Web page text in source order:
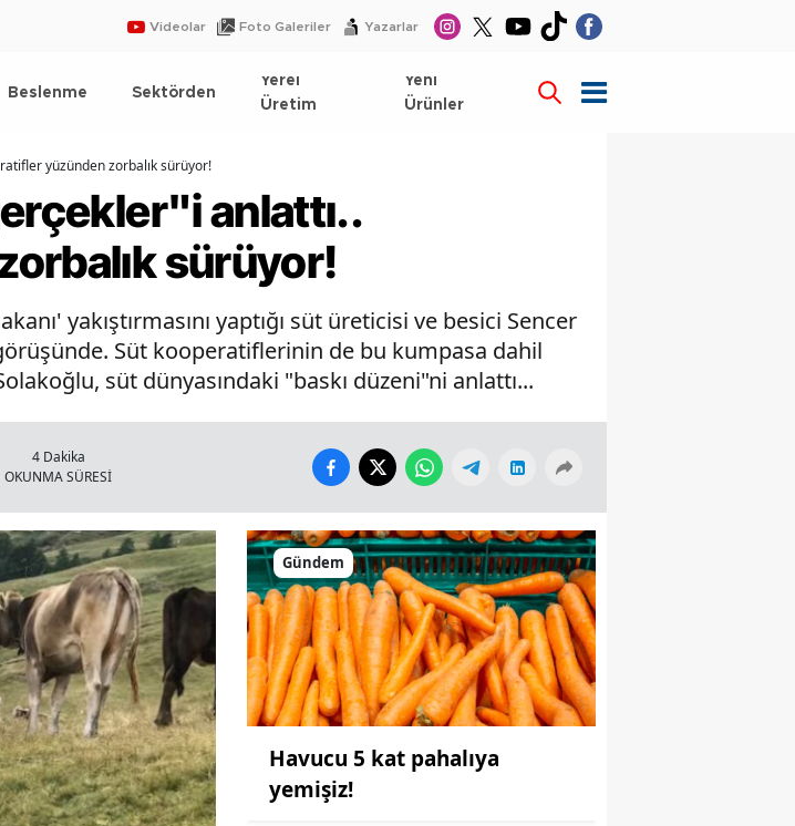
Videolar Foto Galeriler Yazarlar
Beslenme Sektörden
Yerel
Üretim
Yeni
Ürünler
yüzünden zorbalık sürüyor!
anlattı..
sürüyor!
yakıştırmasını yaptığı süt üreticisi ve besici Sencer
Süt kooperatiflerinin de bu kumpasa dahil
süt dünyasındaki "baskı düzeni"ni anlattı...
4 Dakika
OKUNMA SÜRESİ
Gündem
Havucu 5 kat pahalıya
yemişiz!